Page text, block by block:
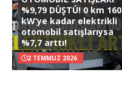
%9,79 DÜŞTÜ! 0 km 160
kW’ye kadar elektrikli
otomobil satışlarıysa
%7,7 arttı!
2 TEMMUZ 2026